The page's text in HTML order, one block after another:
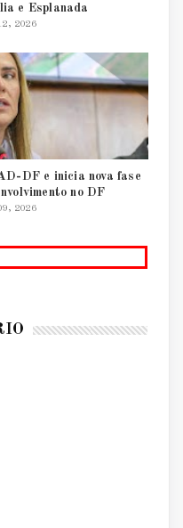
e Esplanada
2026
DF e inicia nova fase
no DF
2026